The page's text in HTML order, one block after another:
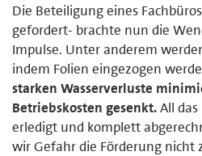
Die Beteiligung eines
gefordert- brachte nun die
Impulse. Unter anderem
indem Folien eingezogen
starken Wasserverluste
Betriebskosten gesenkt.All
erledigt und komplett
wir Gefahr die Förderung nicht